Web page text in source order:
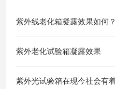
紫外线老化箱凝露效果如何？
紫外老化试验箱凝露效果
紫外光试验箱在现今社会有